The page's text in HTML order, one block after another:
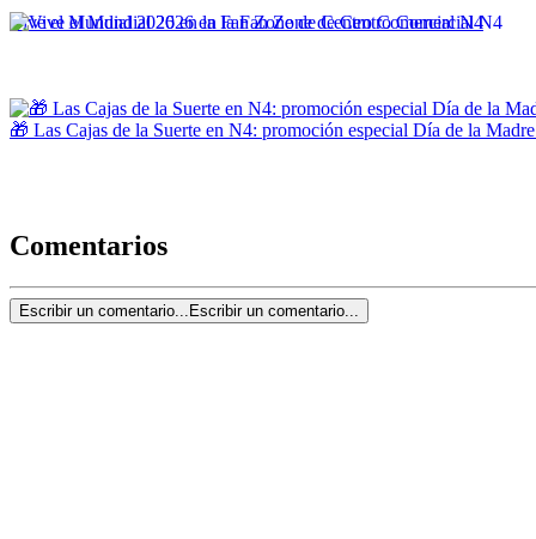
Vive el Mundial 2026 en la Fan Zone de Centro Comercial N4
🎁 Las Cajas de la Suerte en N4: promoción especial Día de la
Comentarios
Escribir un comentario... Escribir un comentario...